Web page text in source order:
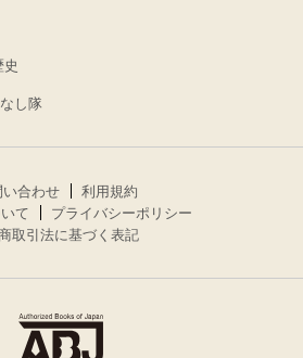
し隊
い合わせ
利用規約
て
プライバシーポリシー
取引法に基づく表記